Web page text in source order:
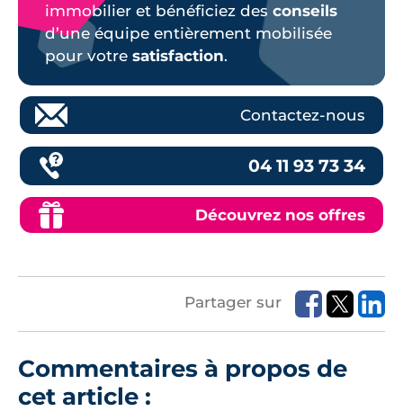
immobilier et bénéficiez des conseils
d’une équipe entièrement mobilisée
pour votre satisfaction.
Contactez-nous
04 11 93 73 34
Découvrez nos offres
Partager sur
Commentaires à propos de
cet article :